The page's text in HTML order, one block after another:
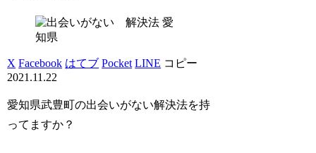
愛
知県
X Facebook はてブ Pocket LINE コピー
2021.11.22
愛知県武豊町の出会いがない解決法を持
ってますか？